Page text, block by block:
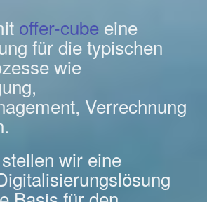
offer-cube eine
für die typischen
wie
Verrechnung
stellen wir eine